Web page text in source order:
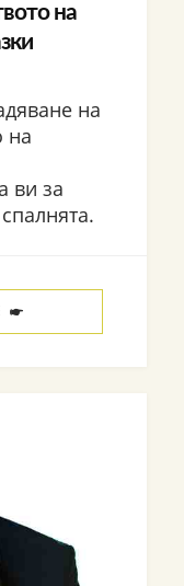
на
на
на
ви за